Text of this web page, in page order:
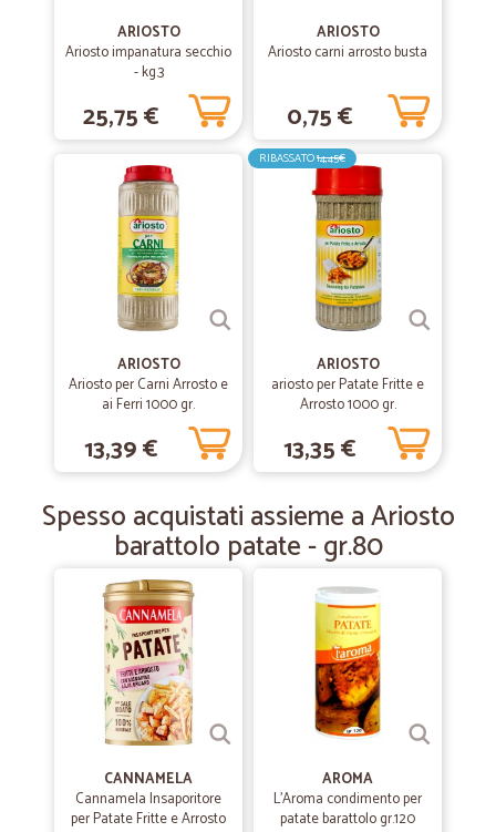
07/10/2020
Caterina C.
Buon servizio!
—Claudio T.
Preciso veloce e puntuale
Preciso veloce e puntuale. Ottima esperienza
—Nadia G.
La consegna ha rispettato la data…
La consegna ha rispettato la data prevista in fase di ordine. L'imballo
della merce curato. Soddisfatta
13/12/2019
—Vanda S.
Tutto bene
Tutto bene, consiglio davvero!
ARIOSTO
Ariosto impanatura secchio
- kg.3
25,75 €
ARIOSTO
Ariosto carni arrosto busta
0,75 €
ARIOSTO
Ariosto per Carni Arrosto e
ai Ferri 1000 gr.
13,39 €
RIBASSATO14,45€
ARIOSTO
ariosto per Patate Fritte e
Arrosto 1000 gr.
13,35 €
Spesso acquistati assieme a Ariosto
barattolo patate - gr.80
CANNAMELA
Cannamela Insaporitore
per Patate Fritte e Arrosto
AROMA
L'Aroma condimento per
patate barattolo gr.120